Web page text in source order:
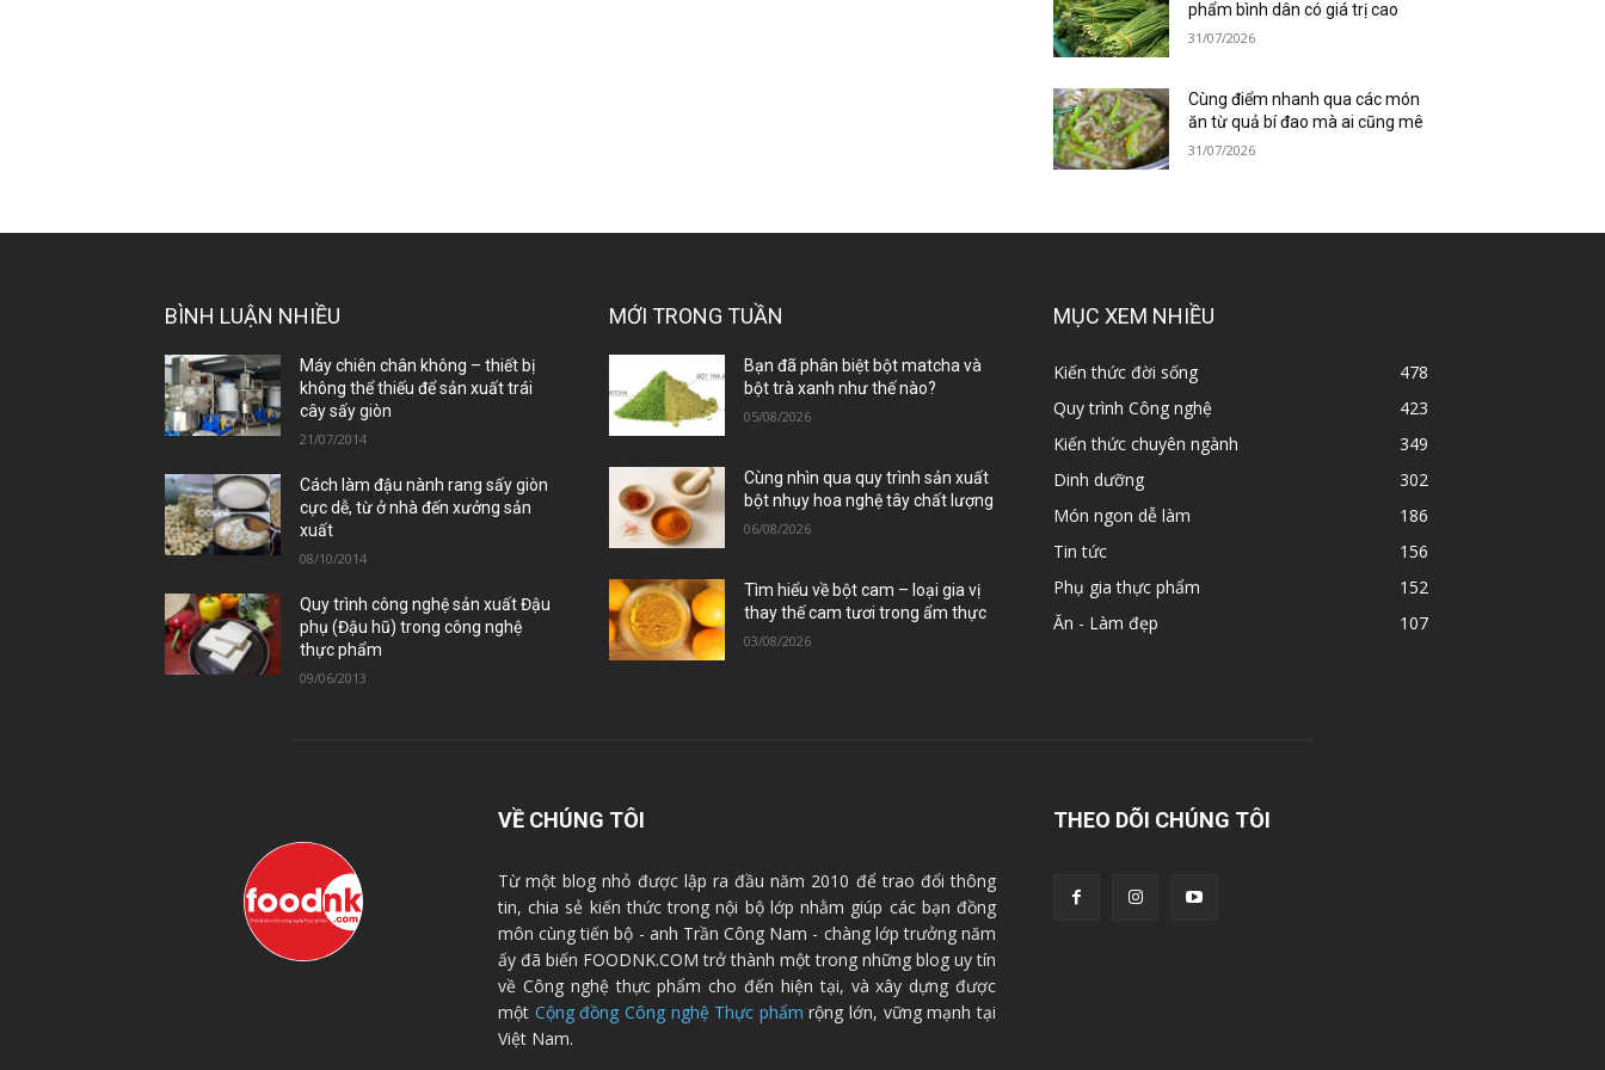
phẩm bình dân có giá trị cao
31/07/2026
Cùng điểm nhanh qua các món
ăn từ quả bí đao mà ai cũng mê
31/07/2026
BÌNH LUẬN NHIỀU
Máy chiên chân không – thiết bị
không thể thiếu để sản xuất trái
cây sấy giòn
21/07/2014
Cách làm đậu nành rang sấy giòn
cực dễ, từ ở nhà đến xưởng sản
xuất
08/10/2014
Quy trình công nghệ sản xuất Đậu
phụ (Đậu hũ) trong công nghệ
thực phẩm
09/06/2013
MỚI TRONG TUẦN
Bạn đã phân biệt bột matcha và
bột trà xanh như thế nào?
05/08/2026
Cùng nhìn qua quy trình sản xuất
bột nhụy hoa nghệ tây chất lượng
06/08/2026
Tìm hiểu về bột cam – loại gia vị
thay thế cam tươi trong ẩm thực
03/08/2026
MỤC XEM NHIỀU
Kiến thức đời sống
478
Quy trình Công nghệ
423
Kiến thức chuyên ngành
349
Dinh dưỡng
302
Món ngon dễ làm
186
Tin tức
156
Phụ gia thực phẩm
152
Ăn - Làm đẹp
107
VỀ CHÚNG TÔI
Từ một blog nhỏ được lập ra đầu năm 2010 để trao đổi thông
tin, chia sẻ kiến thức trong nội bộ lớp nhằm giúp các bạn đồng
môn cùng tiến bộ - anh Trần Công Nam - chàng lớp trưởng năm
ấy đã biến FOODNK.COM trở thành một trong những blog uy tín
về Công nghệ thực phẩm cho đến hiện tại, và xây dựng được
một Cộng đồng Công nghệ Thực phẩm rộng lớn, vững mạnh tại
Việt Nam.
THEO DÕI CHÚNG TÔI